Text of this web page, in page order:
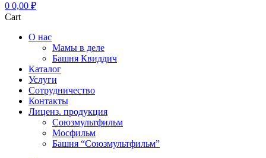
0 0,00 ₽
Cart
О нас
Мамы в деле
Башня Квиддич
Каталог
Услуги
Сотрудничество
Контакты
Лиценз. продукция
Союзмультфильм
Мосфильм
Башня “Союзмультфильм”